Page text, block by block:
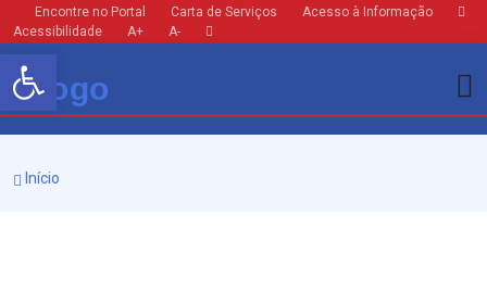
Barra de Ferramentas Aberta
Encontre no Portal Carta de Serviços
Acesso à Informação
Acessibilidade
A+ A-
Início